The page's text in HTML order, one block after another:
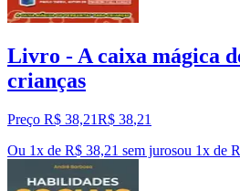
Livro - A caixa mágica
crianças
Preço R$ 38,21R$ 38,21
Ou 1x de R$ 38,21 sem jurosou 1x de